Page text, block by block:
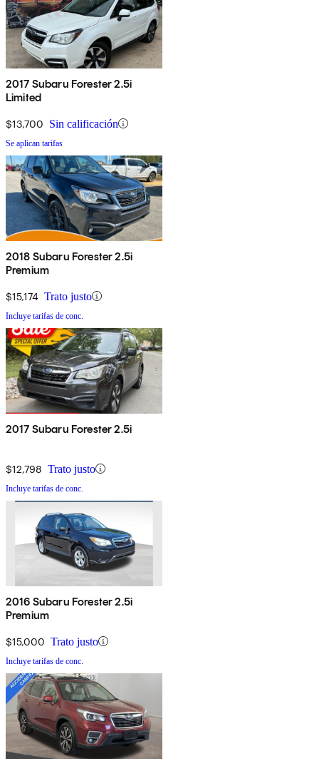
2017 Subaru Forester 2.5i
Limited
$13,700 Sin calificación
Se aplican tarifas
2018 Subaru Forester 2.5i
Premium
$15,174 Trato justo
Incluye tarifas de conc.
2017 Subaru Forester 2.5i
$12,798 Trato justo
Incluye tarifas de conc.
2016 Subaru Forester 2.5i
Premium
$15,000 Trato justo
Incluye tarifas de conc.